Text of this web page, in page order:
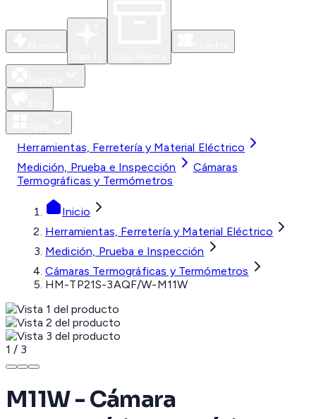
Herramientas, Ferretería y Material Eléctrico
Medición, Prueba e Inspección
Cámaras
Termográficas y Termómetros
Inicio
Herramientas, Ferretería y Material Eléctrico
Medición, Prueba e Inspección
Cámaras Termográficas y Termómetros
HM-TP21S-3AQF/W-M11W
1 / 3
M11W - Cámara